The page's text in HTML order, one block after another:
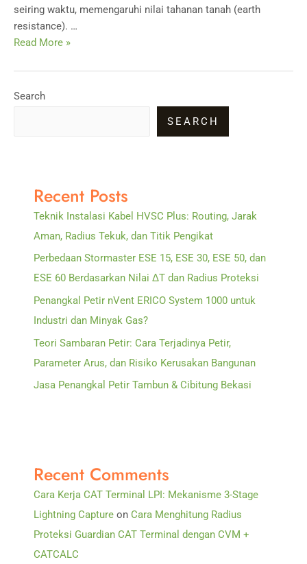
seiring waktu, memengaruhi nilai tahanan tanah (earth
resistance). …
Cara
Tahanan
Tanah
Read More »
Search
SEARCH
Recent Posts
Teknik Instalasi Kabel HVSC Plus: Routing, Jarak
Aman, Radius Tekuk, dan Titik Pengikat
Perbedaan Stormaster ESE 15, ESE 30, ESE 50, dan
ESE 60 Berdasarkan Nilai ΔT dan Radius Proteksi
Penangkal Petir nVent ERICO System 1000 untuk
Industri dan Minyak Gas?
Teori Sambaran Petir: Cara Terjadinya Petir,
Parameter Arus, dan Risiko Kerusakan Bangunan
Jasa Penangkal Petir Tambun & Cibitung Bekasi
Recent Comments
Cara Kerja CAT Terminal LPI: Mekanisme 3-Stage
Lightning Capture on Cara Menghitung Radius
Proteksi Guardian CAT Terminal dengan CVM +
CATCALC